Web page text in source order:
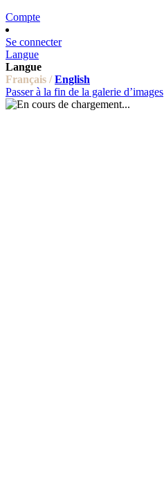
Compte
Se connecter
Langue
Langue
Français / English
Passer à la fin de la galerie d’images